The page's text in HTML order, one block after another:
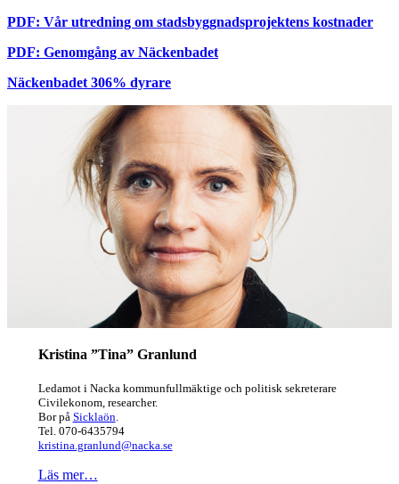
PDF: Vår utredning om stadsbyggnadsprojektens kostnader
PDF: Genomgång av Näckenbadet
Näckenbadet 306% dyrare
Kristina ”Tina” Granlund
Ledamot i Nacka kommunfullmäktige och politisk sekreterare
Civilekonom, researcher.
Bor på Sicklaön.
Tel. 070-6435794
kristina.granlund@nacka.se
Läs mer…